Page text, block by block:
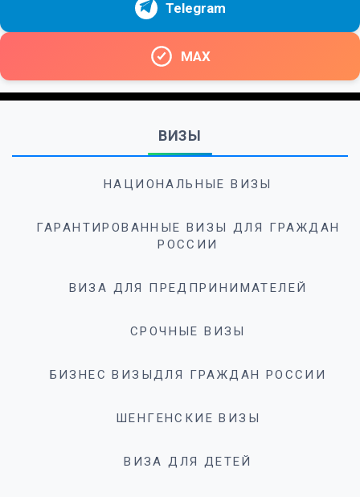
Telegram
MAX
ВИЗЫ
НАЦИОНАЛЬНЫЕ ВИЗЫ
ГАРАНТИРОВАННЫЕ ВИЗЫ ДЛЯ ГРАЖДАН
РОССИИ
ВИЗА ДЛЯ ПРЕДПРИНИМАТЕЛЕЙ
СРОЧНЫЕ ВИЗЫ
БИЗНЕС ВИЗЫДЛЯ ГРАЖДАН РОССИИ
ШЕНГЕНСКИЕ ВИЗЫ
ВИЗА ДЛЯ ДЕТЕЙ